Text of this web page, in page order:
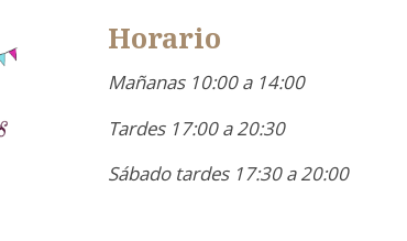
Horario
Mañanas 10:00 a 14:00
Tardes 17:00 a 20:30
Sábado tardes 17:30 a 20:00